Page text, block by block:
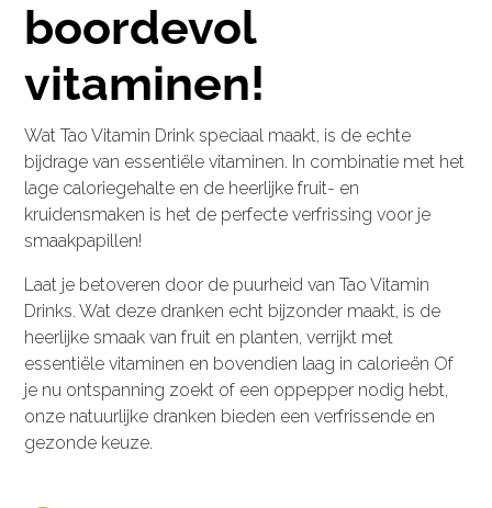
boordevol
vitaminen!
Wat Tao Vitamin Drink speciaal maakt, is de echte
bijdrage van essentiële vitaminen. In combinatie met het
lage caloriegehalte en de heerlijke fruit- en
kruidensmaken is het de perfecte verfrissing voor je
smaakpapillen!
Laat je betoveren door de puurheid van Tao Vitamin
Drinks. Wat deze dranken echt bijzonder maakt, is de
heerlijke smaak van fruit en planten, verrijkt met
essentiële vitaminen en bovendien laag in calorieën Of
je nu ontspanning zoekt of een oppepper nodig hebt,
onze natuurlijke dranken bieden een verfrissende en
gezonde keuze.